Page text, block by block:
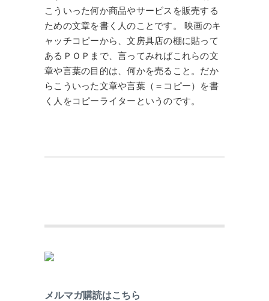
こういった何か商品やサービスを販売する
ための文章を書く人のことです。 映画のキ
ャッチコピーから、文房具店の棚に貼って
あるＰＯＰまで、言ってみればこれらの文
章や言葉の目的は、何かを売ること。だか
らこういった文章や言葉（＝コピー）を書
く人をコピーライターというのです。
メルマガ購読はこちら